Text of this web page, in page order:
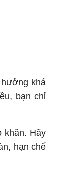
khá
bạn chỉ
khăn. Hãy
hạn chế